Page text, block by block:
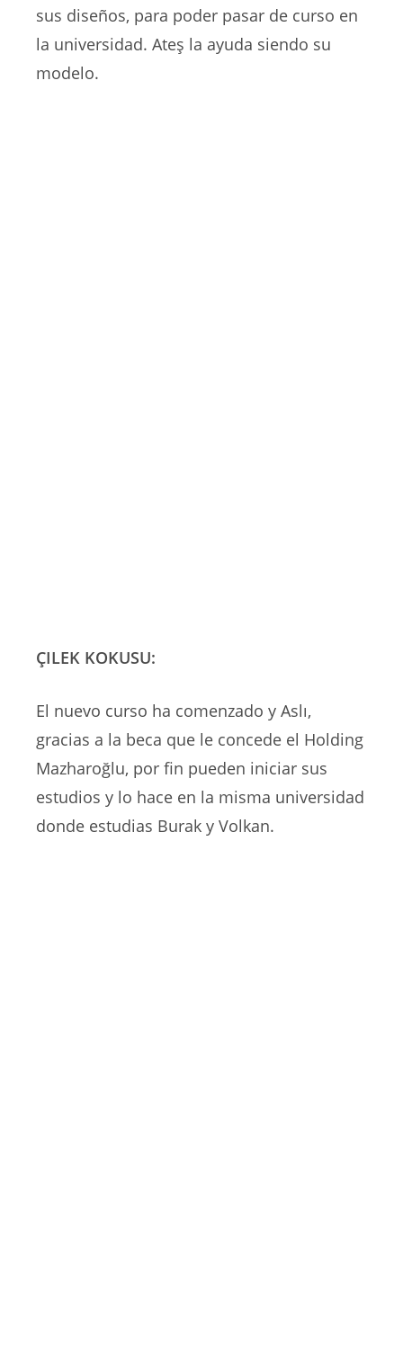
sus diseños, para poder pasar de curso en
la universidad. Ateş la ayuda siendo su
modelo.
ÇILEK KOKUSU:
El nuevo curso ha comenzado y Aslı,
gracias a la beca que le concede el Holding
Mazharoğlu, por fin pueden iniciar sus
estudios y lo hace en la misma universidad
donde estudias Burak y Volkan.